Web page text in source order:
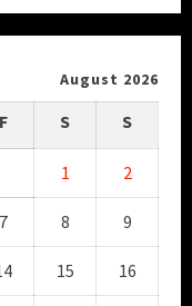
August 2026
F S S
1 2
7 8 9
15 16